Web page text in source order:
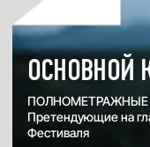
ДОК СТАНЦИЯ
ОТЕЧЕСТВЕННЫЙ ДОК
Новый, дерзкий, талантливый